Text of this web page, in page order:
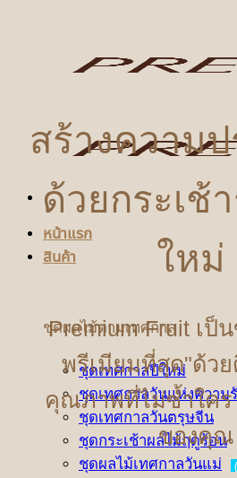
หน้าแรก
สินค้า
ชุดผลไม้ตามเทศกาล
ชุดเทศกาลปีใหม่
ชุดเทศกาลวันแห่งความ
ชุดเทศกาลวันตรุษจีน
ชุดกระเช้าผลไม้ฤดูร้อน
ชุดผลไม้เทศกาลวันแม่
สร้างความ
ด้วยกระเช้
ใหม่
Premium Fruit เป็
พรีเมียมที่สุด"ด้ว
คุณภาพที่ไม่ซ้ำใคร
ของคุณ